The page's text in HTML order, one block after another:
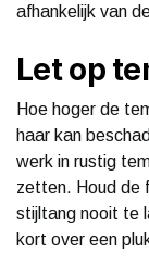
afhankelijk van
Let op
Hoe hoger de
haar kan
werk in rustig
zetten. Houd de
stijltang nooit te
kort over een